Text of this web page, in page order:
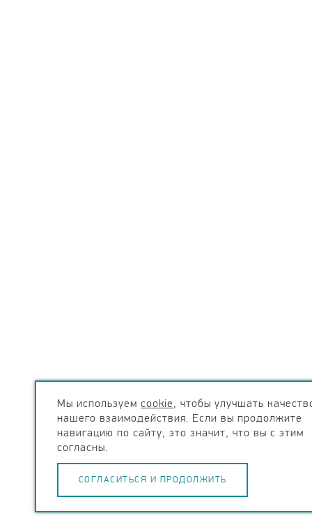
Мы используем cookie, чтобы улучшать
нашего взаимодействия. Если вы продолжите
навигацию по сайту, это значит, что вы с этим
согласны.
СОГЛАСИТЬСЯ И ПРОДОЛЖИТЬ